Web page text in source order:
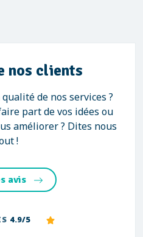
nos clients
de nos services ?
part de vos idées ou
améliorer ? Dites nous
!
avis
4.9/5